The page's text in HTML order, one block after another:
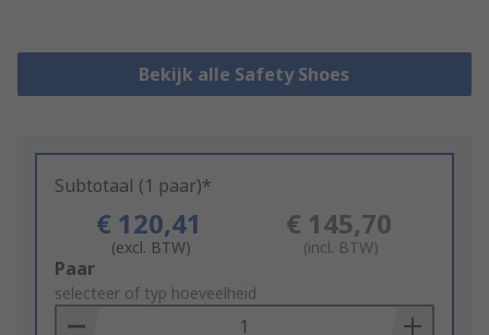
Bekijk alle Safety Shoes
Subtotaal (1 paar)*
€ 120,41
(excl. BTW)
€ 145,70
(incl. BTW)
Add
to
Basket
Paar
selecteer of typ hoeveelheid